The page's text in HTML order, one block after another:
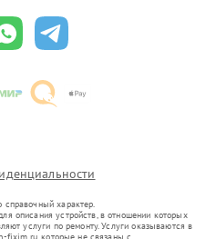
характер.
описания устройств, в отношении которых
услуги по ремонту. Услуги оказываются в